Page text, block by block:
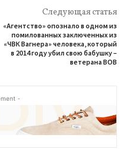
Следующая статья
«Агентство» опознало в одном из
помилованных заключенных из
«ЧВК Вагнера» человека, который
в 2014 году убил свою бабушку –
ветерана ВОВ
-